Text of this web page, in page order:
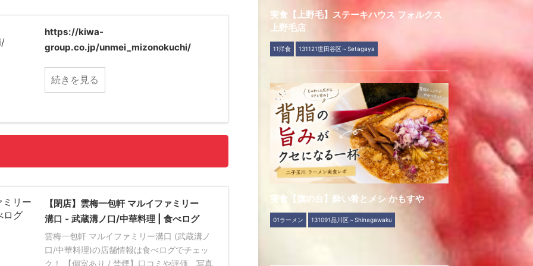
https://kiwa-
group.co.jp/unmei_mizonokuchi/
続きを見る
【閉店】雲梅一包軒 マルイファミリー
溝口 - 武蔵溝ノ口/中華料理 | 食べログ
雲梅一包軒 マルイファミリー溝口 (武蔵溝ノ
口/中華料理)の店舗情報は食べログでチェッ
ク！ 【個室あり / 禁煙】口コミや評価、写真
実食【上野毛】ステーキハウス フォルクス
上野毛店
11洋食 131121世田谷区～Setagaya
実食【旗の台】酔い肴とメシ かもすや
01ラーメン 131091品川区～Shinagawaku